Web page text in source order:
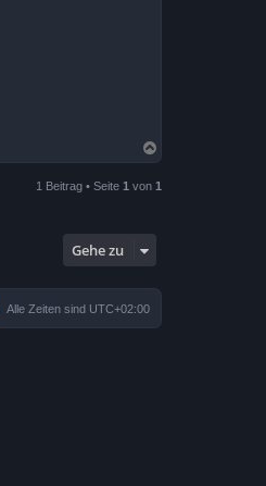
a
h
1 Beitrag • Seite 1 von 1
Gehe zu
Alle Zeiten sind UTC+02:00